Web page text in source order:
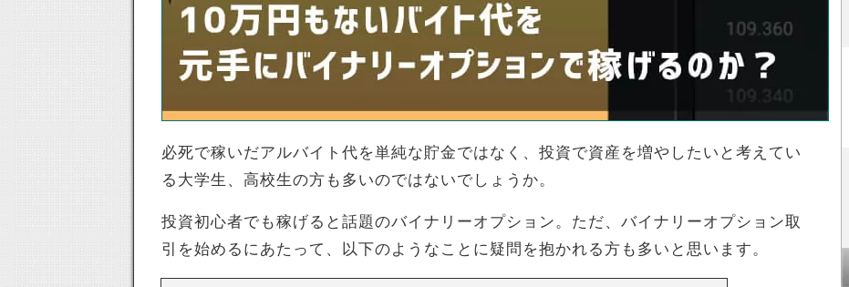
必死で稼いだアルバイト代を単純な貯金ではなく、投資で資産を増やしたいと考えてい
る大学生、高校生の方も多いのではないでしょうか。
投資初心者でも稼げると話題のバイナリーオプション。ただ、バイナリーオプション取
引を始めるにあたって、以下のようなことに疑問を抱かれる方も多いと思います。